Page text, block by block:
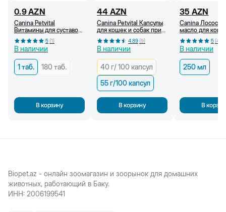
0.9AZN
Canina Petvital
Витамины для суставов
кошек и собак
5(1)
В наличии
1 таб. 180 таб.
В корзину
44 AZN
Canina Petvital Капсулы
для кошек и собак при
проблемах кожи и
шерсти, 55г/ 100 капсул
4.89(9)
В наличии
40 г/ 100 капсул
55 г/100 капсул
В корзину
35 AZN
Canina
масло для
собак, 250 мл
5(4
В наличии
250 мл
В
Biopet.az - онлайн зоомагазин и зоорынок для домашних
животных, работающий в Баку.
ИНН: 2006199541